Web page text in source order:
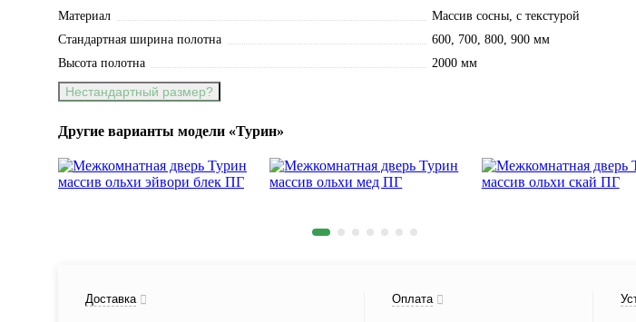
Материал
Массив сосны, с текстурой
Стандартная ширина полотна
600, 700, 800, 900 мм
Высота полотна
2000 мм
Нестандартный размер?
Другие варианты модели «Турин»
Доставка Оплата